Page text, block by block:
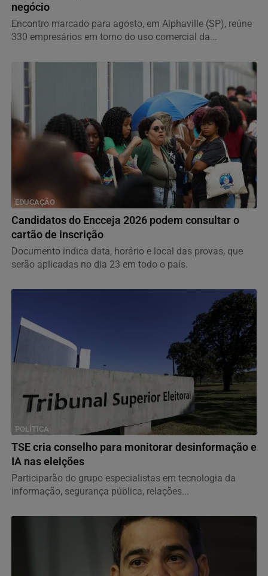
negócio
Encontro marcado para agosto, em Alphaville (SP), reúne
330 empresários em torno do uso comercial da...
EDUCAÇÃO
Candidatos do Encceja 2026 podem consultar o
cartão de inscrição
Documento indica data, horário e local das provas, que
serão aplicadas no dia 23 em todo o país.
POLÍTICA
TSE cria conselho para monitorar desinformação e
IA nas eleições
Participarão do grupo especialistas em tecnologia da
informação, segurança pública, relações...